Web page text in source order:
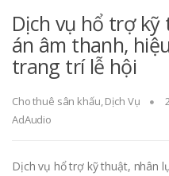
Dịch vụ hổ trợ
án âm thanh,
trang trí lễ hội
Cho thuê sân khấu,Dịch Vụ
AdAudio
Dịch vụ hổ trợ kỹ thuật, nhân